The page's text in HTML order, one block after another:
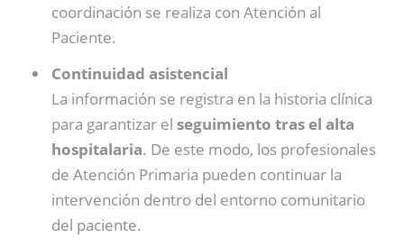
coordinación se realiza con Atención al
Paciente.
Continuidad asistencial
La información se registra en la historia clínica
para garantizar el seguimiento tras el alta
hospitalaria. De este modo, los profesionales
de Atención Primaria pueden continuar la
intervención dentro del entorno comunitario
del paciente.